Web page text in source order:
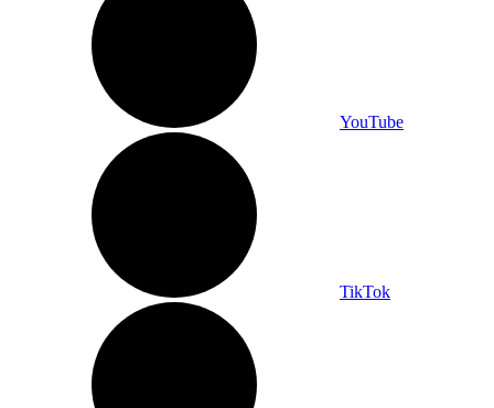
YouTube
TikTok